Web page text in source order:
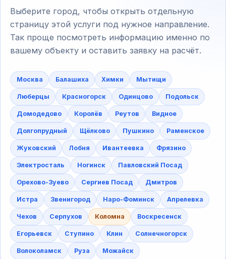
Выберите город, чтобы открыть отдельную
страницу этой услуги под нужное направление.
Так проще посмотреть информацию именно по
вашему объекту и оставить заявку на расчёт.
Москва Балашиха Химки Мытищи
Люберцы Красногорск Одинцово Подольск
Домодедово Королёв Реутов Видное
Долгопрудный Щёлково Пушкино Раменское
Жуковский Лобня Ивантеевка Фрязино
Электросталь Ногинск Павловский Посад
Орехово-Зуево Сергиев Посад Дмитров
Истра Звенигород Наро-Фоминск Апрелевка
Чехов Серпухов Коломна Воскресенск
Егорьевск Ступино Клин Солнечногорск
Волоколамск Руза Можайск